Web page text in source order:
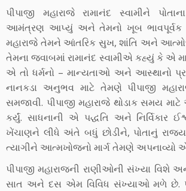
પીપાજી મહારાજે રામાનંદ સ્વામીને
આમંત્રણ આપ્યું અને તેમનો ખૂબ ભાવપૂર્વક
મહારાજે તેમને આંતરિક સુખ, શાંતિ અને
તેમના જવાબમાં રામાનંદ સ્વામીએ કહ્યું કે એ
એ તો ધર્મનો – માન્યતાઓ અને આસ્થાનો
નાનકડા અનુભવ માટે તેમણે પીપાજી
સમજાવી. પીપાજી મહારાજે થોડાક સમય
કર્યું. સાધનાની એ પદ્ધતિ અને નિર્વિકાર
ખેંચાણને લીધે અંતે બધું છોડીને, પોતાનું
ત્યાગીને આત્મખોજનો માર્ગ તેમણે અપનાવ્યો
પીપાજી મહારાજની રાણીઓની સંખ્યા
સાત અને દસ એમ વિવિધ સંખ્યાઓ મળે છે.